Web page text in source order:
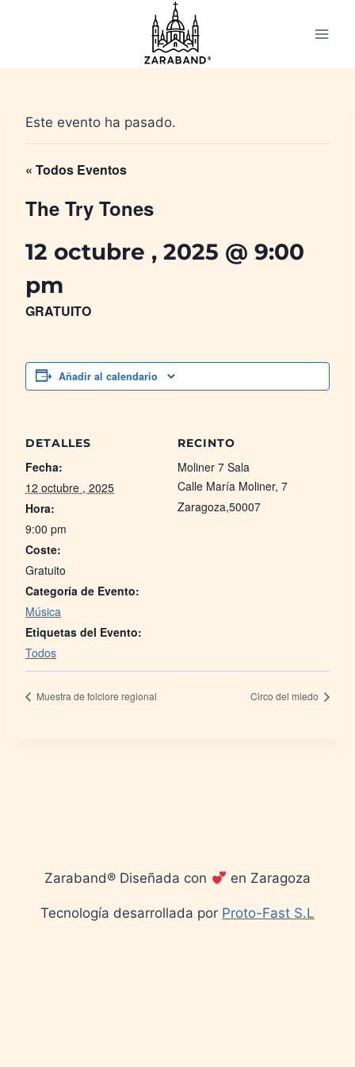
Este evento ha pasado.
« Todos Eventos
The Try Tones
12 octubre , 2025 @ 9:00
pm
GRATUITO
Añadir al calendario
DETALLES
Fecha:
12 octubre , 2025
Hora:
9:00 pm
Coste:
Gratuito
Categoría de Evento:
Música
Etiquetas del Evento:
Todos
RECINTO
Moliner 7 Sala
Calle María Moliner, 7
Zaragoza,50007
Muestra de folclore regional Circo del miedo
Zaraband® Diseñada con en Zaragoza
Tecnología desarrollada por Proto-Fast S.L